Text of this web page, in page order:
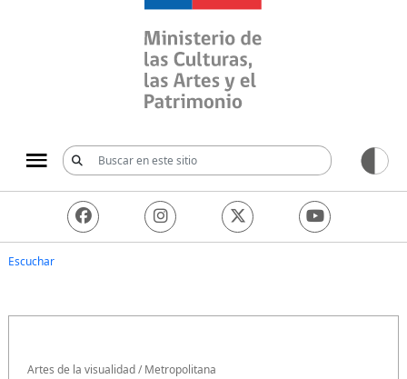
Ministerio de las
Escuchar
Artes de la visualidad/Metropolitana